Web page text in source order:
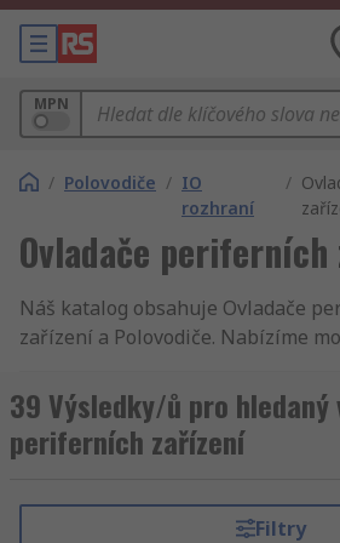
MPN
/ Polovodiče / IO
rozhraní
/
Ovladače
Náš katalog obsahuje Ovladače
zařízení a Polovodiče. Nabízíme
příslušenstvím, vysoko kvalitní
že zákazníci 160 zemí světa
jsou vždy v souladu s nejvyššími
periferních zařízení výrobek
39 Výsledky/ů pro hledaný
periferních zařízení
Filtry